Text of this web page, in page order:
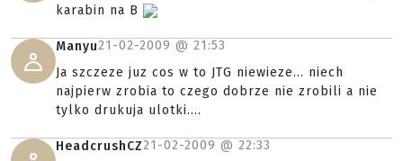
karabin na B
Manyu21-02-2009 @ 21:53
Ja szczeze juz cos w to JTG niewieze... niech
najpierw zrobia to czego dobrze nie zrobili a nie
tylko drukuja ulotki....
HeadcrushCZ21-02-2009 @ 22:33